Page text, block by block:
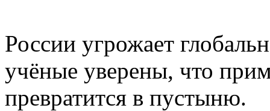
России угрожает
учёные уверены, что
превратится в пустыню.